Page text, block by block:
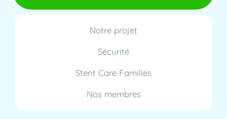
Notre projet
Sécurité
Stent Care Families
Nos membres